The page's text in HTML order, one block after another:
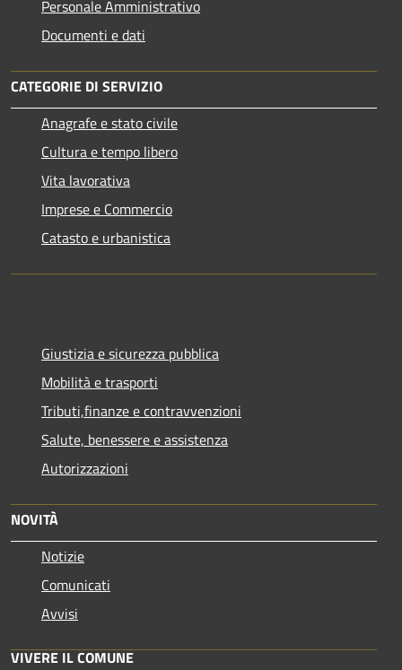
Personale Amministrativo
Documenti e dati
CATEGORIE DI SERVIZIO
Anagrafe e stato civile
Cultura e tempo libero
Vita lavorativa
Imprese e Commercio
Catasto e urbanistica
Giustizia e sicurezza pubblica
Mobilità e trasporti
Tributi,finanze e contravvenzioni
Salute, benessere e assistenza
Autorizzazioni
NOVITÀ
Notizie
Comunicati
Avvisi
VIVERE IL COMUNE